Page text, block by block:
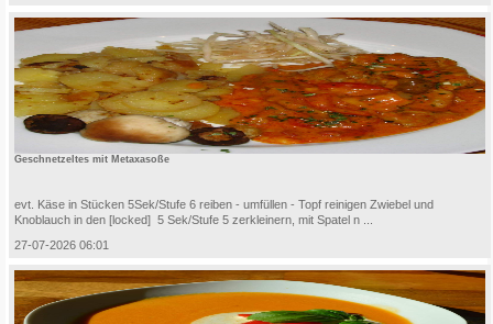
Geschnetzeltes mit Metaxasoße
evt. Käse in Stücken 5Sek/Stufe 6 reiben - umfüllen - Topf reinigen Zwiebel und
Knoblauch in den [locked] 5 Sek/Stufe 5 zerkleinern, mit Spatel n ...
27-07-2026 06:01